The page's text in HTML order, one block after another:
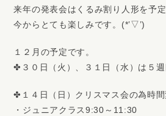
来年の発表会はくるみ割り人形を予定
今からとても楽しみです。(*’▽’)
１２月の予定です。
✤３０日（火）、３１日（水）は５週
✤１４日（日）クリスマス会の為時
・ジュニアクラス9:30～11:30